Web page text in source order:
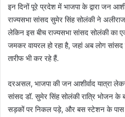
इन दिनों पूरे प्रदेश में भाजपा के द्वारा जन
राज्यसभा सांसद सुमेर सिंह सोलंकी ने
लेकिन इस बीच राज्यसभा सांसद सोलंकी का
जमकर वायरल हो रहा है, जहां अब लोग
तारीफ भी कर रहे हैं.
दरअसल, भाजपा की जन आशीर्वाद यात्रा
सांसद डॉ. सुमेर सिंह सोलंकी रात्रि भोजन
सड़कों पर निकल पड़े, और बस स्टेशन के पास